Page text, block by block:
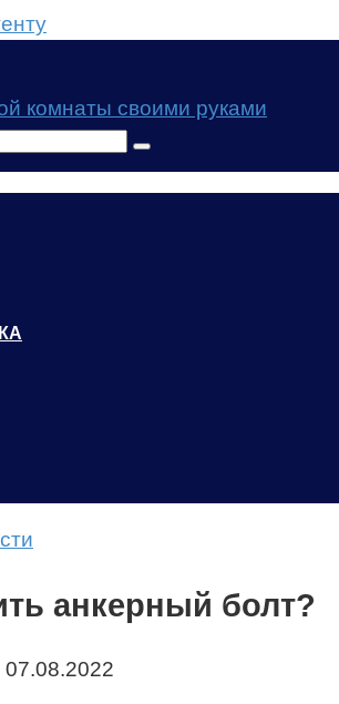
анкерный болт?
07.08.2022